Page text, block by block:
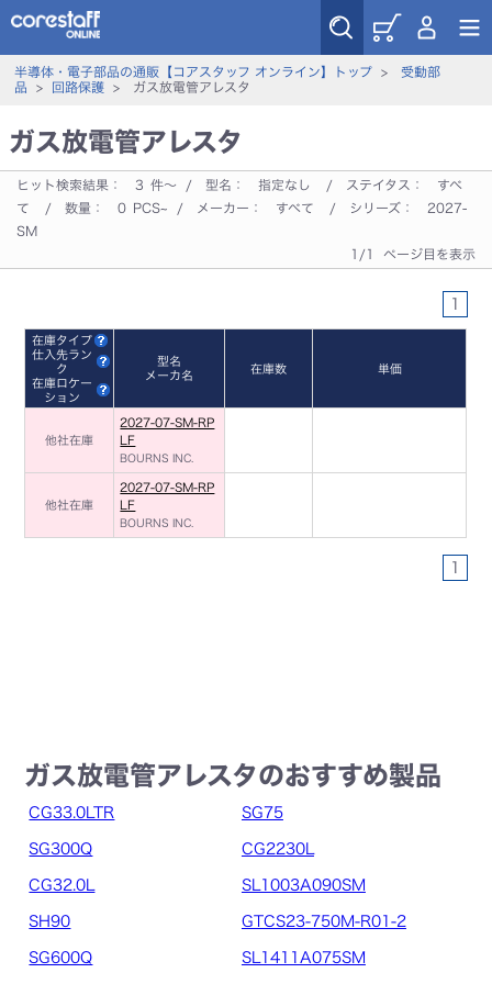
半導体・電子部品の通販【コアスタッフ オンライン】トップ>
受動部
品 > 回路保護> ガス放電管アレスタ
ガス放電管アレスタ
ヒット検索結果： 3 件～ / 型名： 指定なし / ステイタス：
すべ
て
/ 数量： 0 PCS~ / メーカー： すべて / シリーズ：
2027-
SM
1/1 ページ目を表示
1
在庫タイプ
仕入先ラン
ク
在庫ロケー
ション
型名
メーカ名
在庫数 単価
他社在庫
2027-07-SM-RP
LF
BOURNS INC.
他社在庫
2027-07-SM-RP
LF
BOURNS INC.
1
ガス放電管アレスタのおすすめ製品
CG33.0LTR SG75
SG300Q CG2230L
CG32.0L SL1003A090SM
SH90 GTCS23-750M-R01-2
SG600Q SL1411A075SM